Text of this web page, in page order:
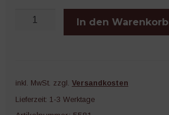
Mutabile
In den Warenkorb
inkl. MwSt. zzgl. Versandkosten
Lieferzeit: 1-3 Werktage